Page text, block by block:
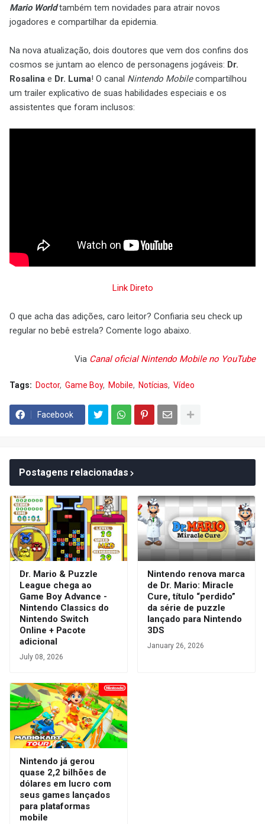
Mario Worldtambém tem novidades para atrair novos
jogadores e compartilhar da epidemia.
Na nova atualização, dois doutores que vem dos confins dos
cosmos se juntam ao elenco de personagens jogáveis: Dr.
Rosalina e Dr. Luma! O canal Nintendo Mobilecompartilhou
um trailer explicativo de suas habilidades especiais e os
assistentes que foram inclusos:
Link Direto
O que acha das adições, caro leitor? Confiaria seu check up
regular no bebê estrela? Comente logo abaixo.
Via Canal oficial Nintendo Mobile no YouTube
Tags: Doctor Game Boy Mobile Notícias Vídeo
Facebook
Postagens relacionadas
Dr. Mario & Puzzle
League chega ao
Game Boy Advance -
Nintendo Classics do
Nintendo Switch
Online + Pacote
adicional
July 08, 2026
Nintendo renova marca
de Dr. Mario: Miracle
Cure, título “perdido”
da série de puzzle
lançado para Nintendo
3DS
January 26, 2026
Nintendo já gerou
quase 2,2 bilhões de
dólares em lucro com
seus games lançados
para plataformas
mobile